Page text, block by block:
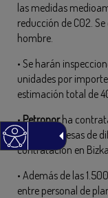
las medidas
reducción de C02.
hombre.
• Se harán
unidades por
estimación total de
•Petronorha
de 30 empresas de
contratación en
• Además de las
entre personal de